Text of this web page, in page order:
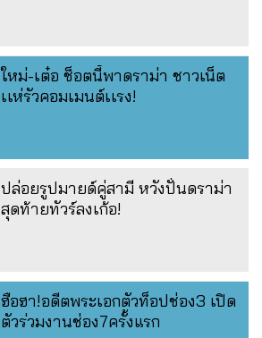
ใหม่-เต๋อ ช็อตนี้พาดราม่า ชาวเน็ต
เเห่รัวคอมเมนต์เเรง!
ปล่อยรูปมายด์คู่สามี หวังปั่นดราม่า
สุดท้ายทัวร์ลงเก้อ!
ฮือฮา!อดีตพระเอกตัวท็อปช่อง3 เปิด
ตัวร่วมงานช่อง7ครั้งแรก